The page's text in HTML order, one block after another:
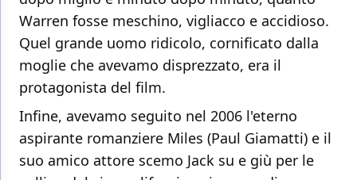
Warren fosse meschino, vigliacco e accidioso.
Quel grande uomo ridicolo, cornificato dalla
moglie che avevamo disprezzato, era il
protagonista del film.
Infine, avevamo seguito nel 2006 l'eterno
aspirante romanziere Miles (Paul Giamatti) e il
suo amico attore scemo Jack su e giù per le